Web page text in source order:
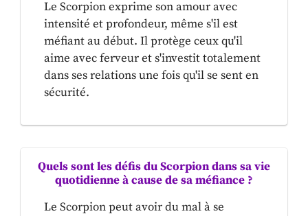
Le Scorpion exprime son amour avec
intensité et profondeur, même s'il est
méfiant au début. Il protège ceux qu'il
aime avec ferveur et s'investit totalement
dans ses relations une fois qu'il se sent en
sécurité.
Quels sont les défis du Scorpion dans sa vie
quotidienne à cause de sa méfiance ?
Le Scorpion peut avoir du mal à se